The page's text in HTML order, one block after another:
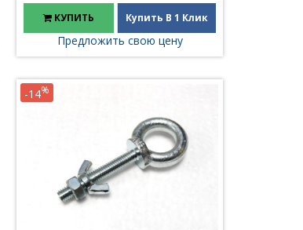
КУПИТЬ Купить В 1 Клик
Предложить свою цену
-14%